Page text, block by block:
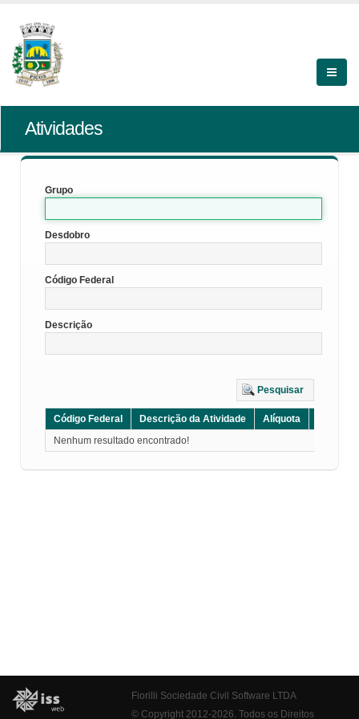
Atividades
Grupo
Desdobro
Código Federal
Descrição
Pesquisar
Código Federal Descrição da Atividade Alíquota
Nenhum resultado encontrado!
Fiorilli Sociedade Civil Software LTDA
© Copyright 2012-2026. Todos os Direitos